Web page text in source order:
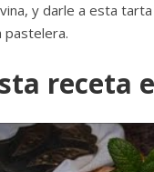
y darle a esta
pastelera.
receta